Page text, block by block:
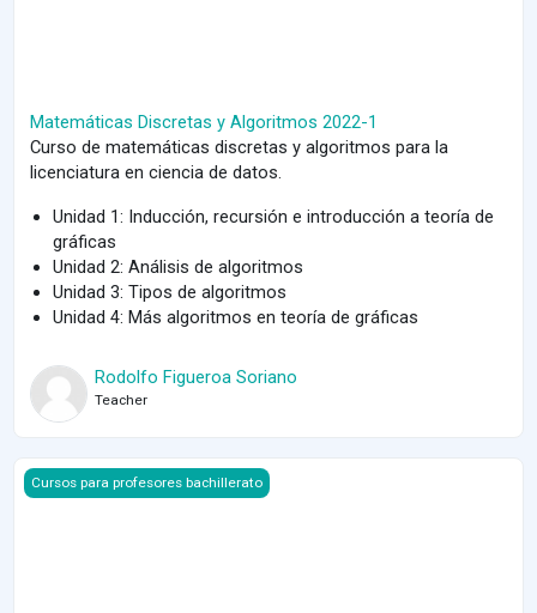
Matemáticas Discretas y Algoritmos 2022-1
Curso de matemáticas discretas y algoritmos para la
licenciatura en ciencia de datos.
Unidad 1: Inducción, recursión e introducción a teoría de
gráficas
Unidad 2: Análisis de algoritmos
Unidad 3: Tipos de algoritmos
Unidad 4: Más algoritmos en teoría de gráficas
Rodolfo Figueroa Soriano
Teacher
Course image Diplomado IV 2025-1
Cursos para profesores bachillerato